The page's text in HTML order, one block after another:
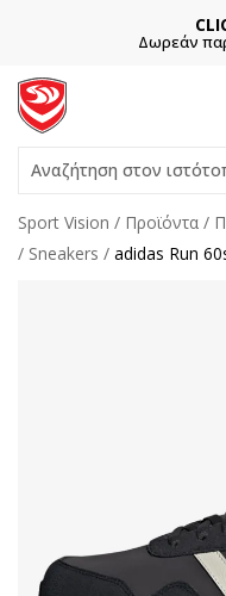
Δωρεάν
Αναζήτηση στον
Sport Vision Προϊόντα
Sneakers
adidas Run